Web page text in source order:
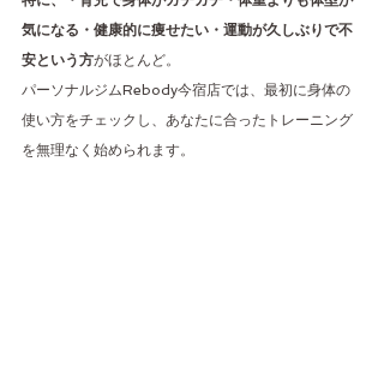
気になる・健康的に痩せたい・運動が久しぶりで不
安という方がほとんど。
パーソナルジムRebody今宿店では、最初に身体の
使い方をチェックし、あなたに合ったトレーニング
を無理なく始められます。